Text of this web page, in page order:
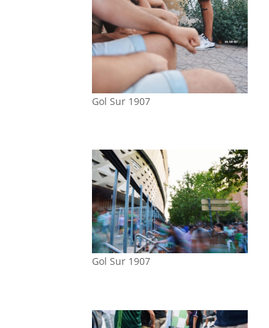
Gol Sur 1907
Gol Sur 1907